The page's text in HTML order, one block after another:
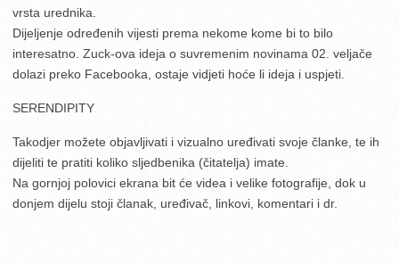
vrsta urednika.
Dijeljenje određenih vijesti prema nekome kome bi to bilo
interesatno. Zuck-ova ideja o suvremenim novinama 02. veljače
dolazi preko Facebooka, ostaje vidjeti hoće li ideja i uspjeti.
SERENDIPITY
Takodjer možete objavljivati i vizualno uređivati svoje članke, te ih
dijeliti te pratiti koliko sljedbenika (čitatelja) imate.
Na gornjoj polovici ekrana bit će videa i velike fotografije, dok u
donjem dijelu stoji članak, uređivač, linkovi, komentari i dr.